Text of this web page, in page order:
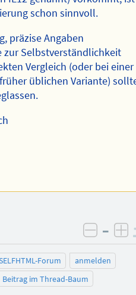
schon sinnvoll.
präzise Angaben
zur Selbstverständlichkeit
Vergleich (oder bei einer
üblichen Variante)
–
Forum
anmelden
Beitrag im Thread-Baum